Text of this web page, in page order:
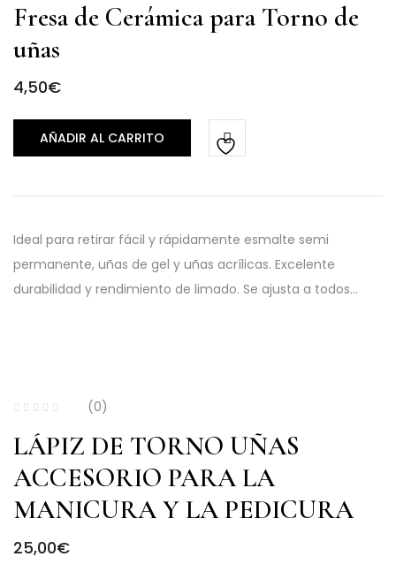
Fresa de Cerámica para Torno de
uñas
4,50€
AÑADIR AL CARRITO
Ideal para retirar fácil y rápidamente esmalte semi
permanente, uñas de gel y uñas acrílicas. Excelente
durabilidad y rendimiento de limado. Se ajusta a todos…
(0)
LÁPIZ DE TORNO UÑAS
ACCESORIO PARA LA
MANICURA Y LA PEDICURA
25,00€